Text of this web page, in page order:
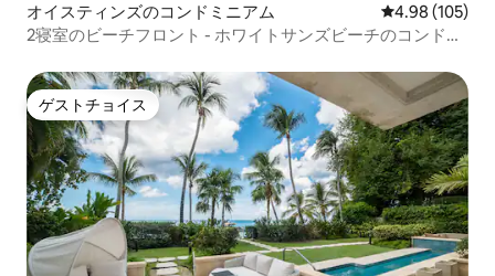
オイスティンズのコンドミニアム レビュー105
4.98 (105)
2寝室のビーチフロント - ホワイトサンズビーチのコンドミ
ゲストチョイス
ゲストチョイス